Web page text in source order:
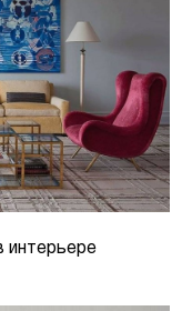
интерьере